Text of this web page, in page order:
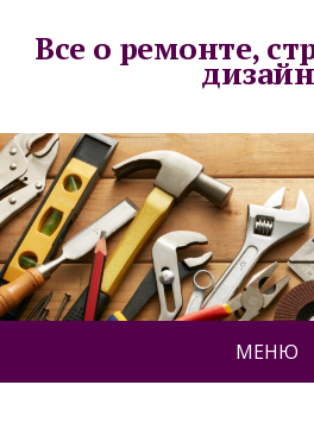
Все о ремонте,
МЕНЮ